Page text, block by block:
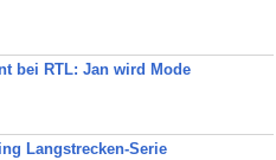
bei RTL: Jan wird Mode
Langstrecken-Serie